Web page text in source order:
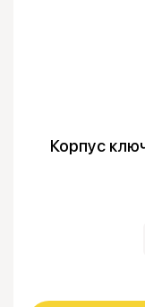
Корпус